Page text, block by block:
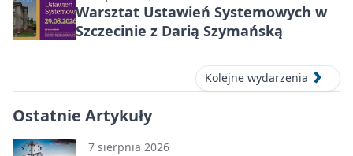
Warsztat Ustawień Systemowych w
Szczecinie z Darią Szymańską
Kolejne wydarzenia
Ostatnie Artykuły
7 sierpnia 2026